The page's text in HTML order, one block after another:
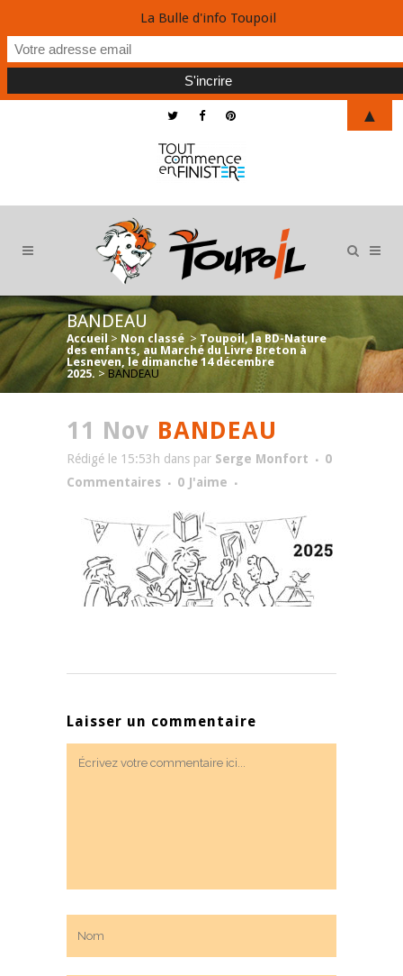
BANDEAU
Accueil > Non classé > Toupoil, la BD-Nature
des enfants, au Marché du Livre Breton à
Lesneven, le dimanche 14 décembre
2025. > BANDEAU
11 Nov BANDEAU
Rédigé le 15:53h dans par Serge Monfort
0
Commentaires
0 J'aime
Laisser un commentaire
La Bulle d'info Toupoil
▲